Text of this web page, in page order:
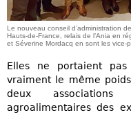
Le nouveau conseil d’administration
Hauts-de-France, relais de l’Ania en
et Séverine Mordacq en sont les vice-
Elles ne portaient
vraiment le même
deux associations
agroalimentaires des